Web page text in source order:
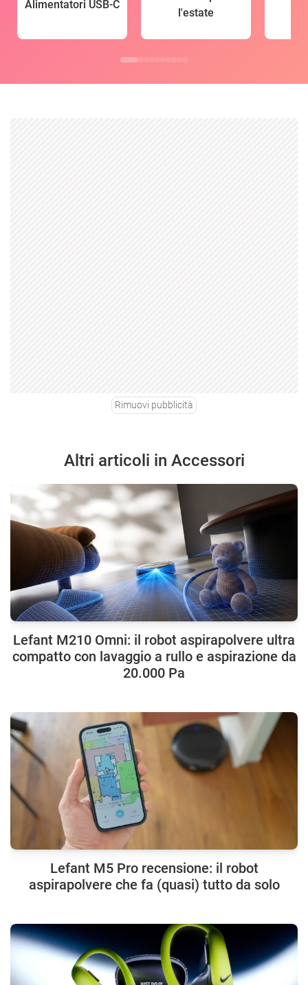
Alimentatori USB-C
l'estate
Rimuovi pubblicità
Altri articoli in Accessori
Lefant M210 Omni: il robot aspirapolvere ultra
compatto con lavaggio a rullo e aspirazione da
20.000 Pa
Lefant M5 Pro recensione: il robot
aspirapolvere che fa (quasi) tutto da solo